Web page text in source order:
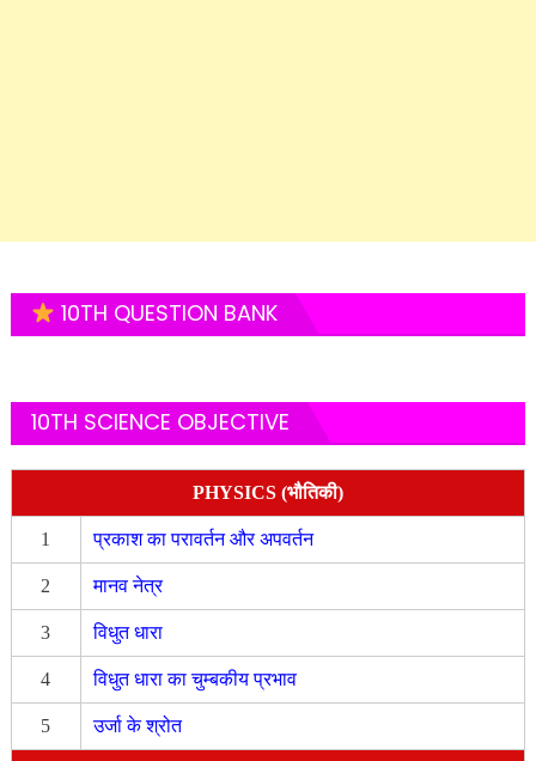
10TH QUESTION BANK
10TH SCIENCE OBJECTIVE
PHYSICS (भौतिकी)
1 प्रकाश का परावर्तन और अपवर्तन
2 मानव नेत्र
3 विधुत धारा
4 विधुत धारा का चुम्बकीय प्रभाव
5 उर्जा के श्रोत